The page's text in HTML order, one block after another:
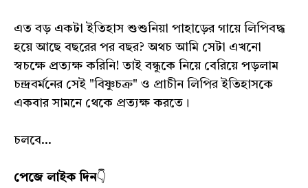
এত বড় একটা ইতিহাস শুশুনিয়া পাহাড়ের গায়ে লিপিবদ্ধ
হয়ে আছে বছরের পর বছর? অথচ আমি সেটা এখনো
স্বচক্ষে প্ৰত্যক্ষ করিনি! তাই বন্ধুকে নিয়ে বেরিয়ে পড়লাম
চন্দ্রবর্মনের সেই "বিষ্ণুচক্র" ও প্রাচীন লিপির ইতিহাসকে
একবার সামনে থেকে প্ৰত্যক্ষ করতে।
চলবে...
পেজে লাইক দিন👇